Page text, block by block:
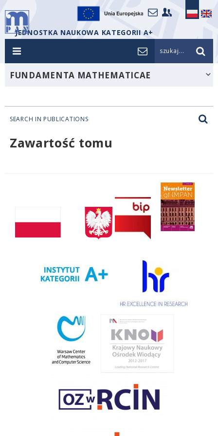
JEDNOSTKA NAUKOWA KATEGORII A+
szukaj...
FUNDAMENTA MATHEMATICAE
SEARCH IN PUBLICATIONS
Zawartość tomu